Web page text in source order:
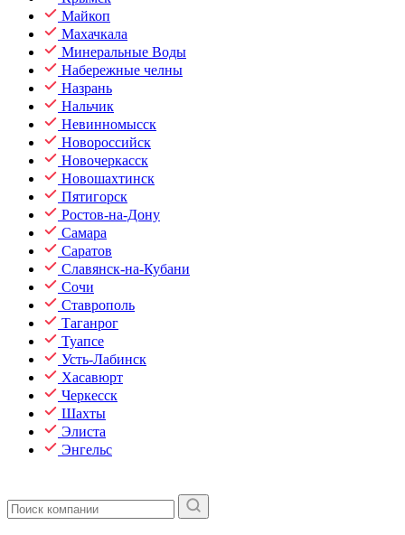
Майкоп
Махачкала
Минеральные Воды
Набережные челны
Назрань
Нальчик
Невинномысск
Новороссийск
Новочеркасск
Новошахтинск
Пятигорск
Ростов-на-Дону
Самара
Саратов
Славянск-на-Кубани
Сочи
Ставрополь
Таганрог
Туапсе
Усть-Лабинск
Хасавюрт
Черкесск
Шахты
Элиста
Энгельс